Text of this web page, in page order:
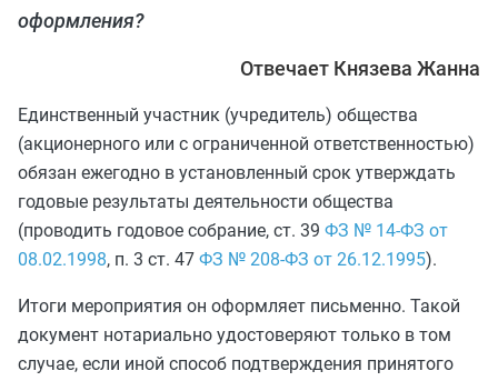
оформления?
Отвечает Князева Жанна
Единственный участник (учредитель) общества
(акционерного или с ограниченной ответственностью)
обязан ежегодно в установленный срок утверждать
годовые результаты деятельности общества
(проводить годовое собрание, ст. 39 ФЗ № 14-ФЗ от
08.02.1998, п. 3 ст. 47 ФЗ № 208-ФЗ от 26.12.1995).
Итоги мероприятия он оформляет письменно. Такой
документ нотариально удостоверяют только в том
случае, если иной способ подтверждения принятого